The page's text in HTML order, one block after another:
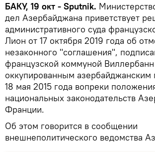
БАКУ, 19 окт - Sputnik.
дел Азербайджана приветствует
административного суда
Лион от 17 октября 2019 года об
незаконного "соглашения",
французской коммуной
оккупированным
18 мая 2015 года вопреки
национальных законодательств
Франции.
Об этом говорится в сообщении
внешнеполитического ведомства